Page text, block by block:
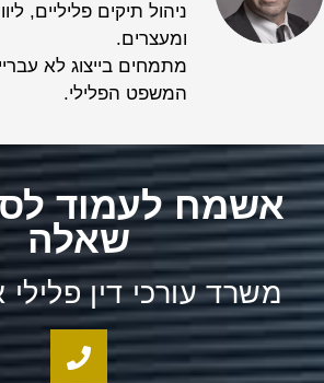
ניהול תיקים פליליים,
ומעצרים.
מתמחים בייצוג לא
המשפט הפלילי.
אשמח לעמוד
שאלה
משרד עורכי דין